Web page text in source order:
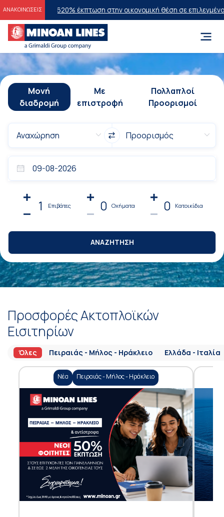
ΑΝΑΚΟΙΝΩΣΕΙΣ
20% έκπτωση στην οικονομική θέση σε επιλεγμένα δρομολόγια
Μονή
διαδρομή
Με
επιστροφή
Πολλαπλοί
Προορισμοί
1 Επιβάτες 0 Οχήματα 0 Κατοικίδια
ΑΝΑΖΗΤΗΣΗ
Προσφορές Ακτοπλοϊκών
Εισιτηρίων
Όλες Πειραιάς - Μήλος - Ηράκλειο Ελλάδα - Ιταλία
Νέα Πειραιάς - Μήλος - Ηράκλειο